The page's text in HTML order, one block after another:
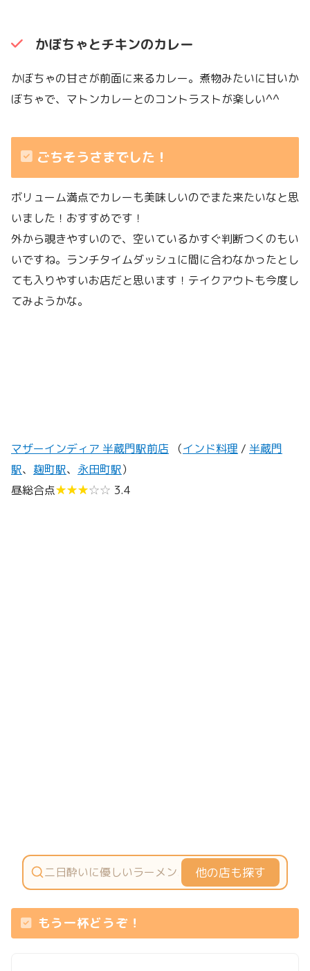
かぼちゃとチキンのカレー
かぼちゃの甘さが前面に来るカレー。煮物みたいに甘いか
ぼちゃで、マトンカレーとのコントラストが楽しい^^
ごちそうさまでした！
ボリューム満点でカレーも美味しいのでまた来たいなと思
いました！おすすめです！
外から覗きやすいので、空いているかすぐ判断つくのもい
いですね。ランチタイムダッシュに間に合わなかったとし
ても入りやすいお店だと思います！テイクアウトも今度し
てみようかな。
マザーインディア 半蔵門駅前店 （インド料理 / 半蔵門
駅、 麹町駅、 永田町駅）
昼総合点★★★☆☆ 3.4
他の店も探す
もう一杯どうぞ！